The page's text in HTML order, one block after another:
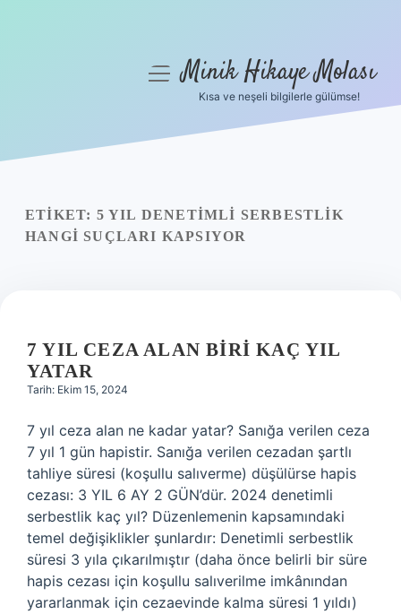
Yasal Uyarı
menüyüMinik Hikaye Molası
Kısa ve neşeli bilgilerle gülümse!
ETIKET: 5 YIL DENETIMLI SERBESTLIK
HANGI SUÇLARI KAPSIYOR
7 YIL CEZA ALAN BIRI KAÇ YIL
YATAR
Tarih: Ekim 15, 2024
7 yıl ceza alan ne kadar yatar? Sanığa verilen ceza
7 yıl 1 gün hapistir. Sanığa verilen cezadan şartlı
tahliye süresi (koşullu salıverme) düşülürse hapis
cezası: 3 YIL 6 AY ​​2 GÜN’dür. 2024 denetimli
serbestlik kaç yıl? Düzenlemenin kapsamındaki
temel değişiklikler şunlardır: Denetimli serbestlik
süresi 3 yıla çıkarılmıştır (daha önce belirli bir süre
hapis cezası için koşullu salıverilme imkânından
yararlanmak için cezaevinde kalma süresi 1 yıldı)